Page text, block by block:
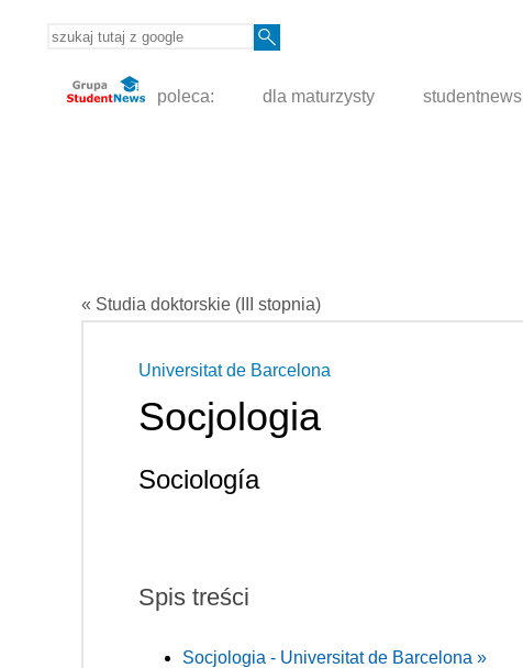
poleca: dla maturzysty studentnews
« Studia doktorskie (III stopnia)
Universitat de Barcelona
Socjologia
Sociología
Spis treści
Socjologia - Universitat de Barcelona »